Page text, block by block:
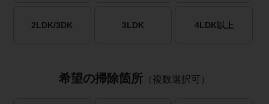
2LDK/3DK 3LDK 4LDK以上
希望の掃除箇所 （複数選択可）